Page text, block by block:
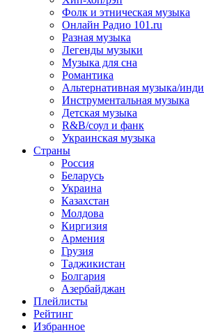
Фолк и этническая музыка
Онлайн Радио 101.ru
Разная музыка
Легенды музыки
Музыка для сна
Романтика
Альтернативная музыка/инди
Инструментальная музыка
Детская музыка
R&B/cоул и фанк
Украинская музыка
Страны
Россия
Беларусь
Украина
Казахстан
Молдова
Киргизия
Армения
Грузия
Таджикистан
Болгария
Азербайджан
Плейлисты
Рейтинг
Избранное